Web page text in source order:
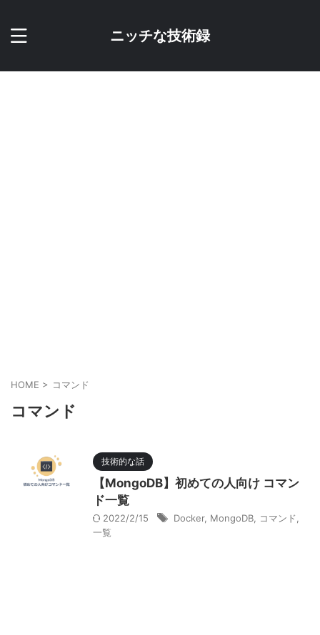
ニッチな技術録
HOME > コマンド
コマンド
技術的な話
【MongoDB】初めての人向け コマン
ド一覧
2022/2/15 Docker, MongoDB コマンド
一覧